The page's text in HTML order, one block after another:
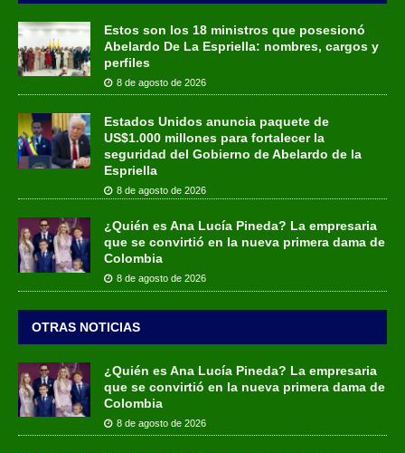
Estos son los 18 ministros que posesionó
Abelardo De La Espriella: nombres, cargos y
perfiles
8 de agosto de 2026
Estados Unidos anuncia paquete de
US$1.000 millones para fortalecer la
seguridad del Gobierno de Abelardo de la
Espriella
8 de agosto de 2026
¿Quién es Ana Lucía Pineda? La empresaria
que se convirtió en la nueva primera dama de
Colombia
8 de agosto de 2026
OTRAS NOTICIAS
¿Quién es Ana Lucía Pineda? La empresaria
que se convirtió en la nueva primera dama de
Colombia
8 de agosto de 2026